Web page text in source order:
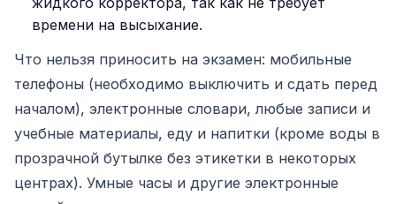
времени на высыхание.
Что нельзя приносить на экзамен: мобильные
телефоны (необходимо выключить и сдать перед
началом), электронные словари, любые записи и
учебные материалы, еду и напитки (кроме воды в
прозрачной бутылке без этикетки в некоторых
центрах). Умные часы и другие электронные